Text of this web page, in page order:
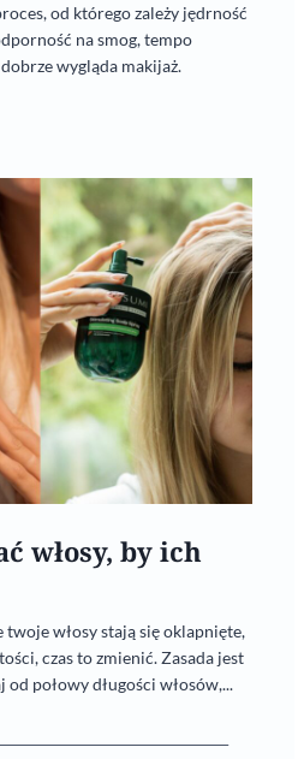
od którego zależy jędrność
na smog, tempo
wygląda makijaż.
włosy, by ich
twoje włosy stają się oklapnięte,
czas to zmienić. Zasada jest
od połowy długości włosów,...